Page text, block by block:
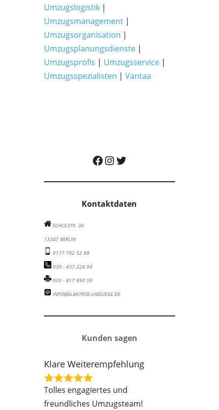
Umzugslogistik|
Umzugsmanagement|
Umzugsorganisation |
Umzugsplanungsdienste|
Umzugsprofis | Umzugsservice|
Umzugsspezialisten | Vantaa
Albatros Umzugsunternehmen auf Facebook besuchen
Albatros Umzugsunternehmen auf Instagram besuchen
Albatros Umzugsunternehmen auf Twitter besuchen
Kontaktdaten
SCHULSTR. 36
13347 BERLIN
0177 792 52 88
030 - 437 224 99
030 - 817 990 59
INFO@ALBATROS-UMZUEGE.DE
Kunden sagen
Klare Weiterempfehlung
R
a
Tolles engagiertes und
freundliches Umzugsteam!